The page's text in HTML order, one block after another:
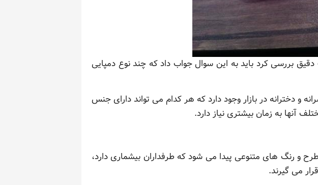
بررسی کرد باید به این سوال جواب داد که چند نوع دمپایی
و دخترانه در بازار وجود دارد که هر کدام می تواند دارای جنس
به زمان بیشتری نیاز دارد.
و رنگ های متنوعی پیدا می شود که طرفداران بیشماری دارد،
می گیرند.